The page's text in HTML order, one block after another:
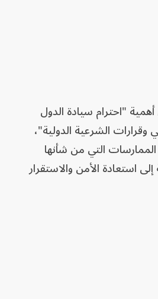
"احترام سيادة الدول
وقرارات الشرعية الدولية"،
التي من شأنها
استعادة الأمن والاستقرار